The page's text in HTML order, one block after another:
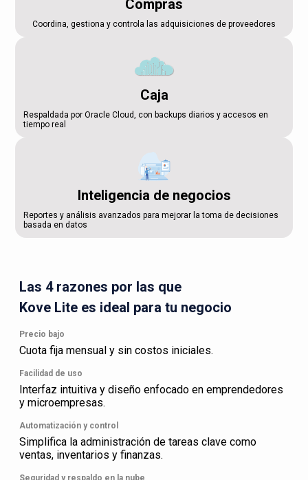
Compras
Coordina, gestiona y controla las adquisiciones de proveedores
Caja
Respaldada por Oracle Cloud, con backups diarios y accesos en
tiempo real
Inteligencia de negocios
Reportes y análisis avanzados para mejorar la toma de decisiones
basada en datos
Las 4 razones por las que
Kove Lite es ideal para tu negocio
Precio bajo
Cuota fija mensual y sin costos iniciales.
Facilidad de uso
Interfaz intuitiva y diseño enfocado en emprendedores
y microempresas.
Automatización y control
Simplifica la administración de tareas clave como
ventas, inventarios y finanzas.
Seguridad y respaldo en la nube